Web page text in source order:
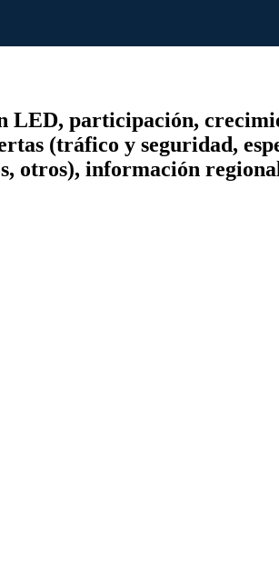
LED, participación,
(tráfico y seguridad,
otros), información